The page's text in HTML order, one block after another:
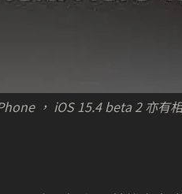
， iOS 15.4 beta 2 亦有